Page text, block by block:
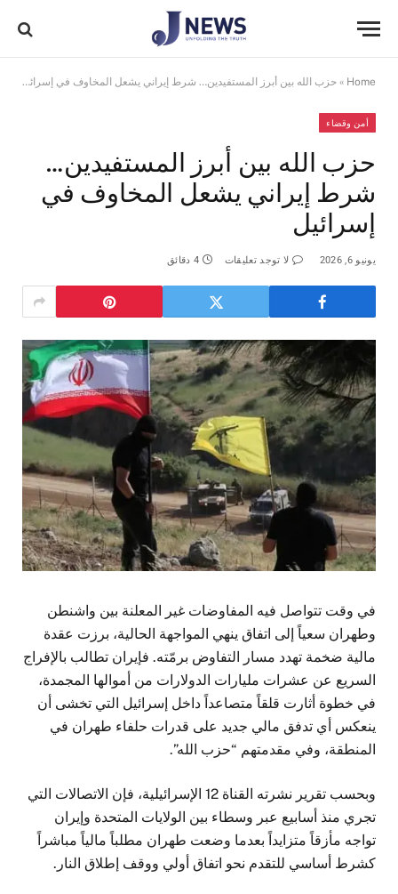
Home
» حزب الله بين أبرز المستفيدين… شرط إيراني يشعل المخاوف في إسرائيل
أمن وقضاء
حزب الله بين أبرز المستفيدين…
شرط إيراني يشعل المخاوف في
إسرائيل
يونيو 6, 2026 لا توجد تعليقات 4 دقائق
في وقت تتواصل فيه المفاوضات غير المعلنة بين واشنطن
وطهران سعياً إلى اتفاق ينهي المواجهة الحالية، برزت عقدة
مالية ضخمة تهدد مسار التفاوض برمّته. فإيران تطالب بالإفراج
السريع عن عشرات مليارات الدولارات من أموالها المجمدة،
في خطوة أثارت قلقاً متصاعداً داخل إسرائيل التي تخشى أن
ينعكس أي تدفق مالي جديد على قدرات حلفاء طهران في
المنطقة، وفي مقدمتهم “حزب الله”.
وبحسب تقرير نشرته القناة 12 الإسرائيلية، فإن الاتصالات التي
تجري منذ أسابيع عبر وسطاء بين الولايات المتحدة وإيران
تواجه مأزقاً متزايداً بعدما وضعت طهران مطلباً مالياً مباشراً
كشرط أساسي للتقدم نحو اتفاق أولي ووقف إطلاق النار.